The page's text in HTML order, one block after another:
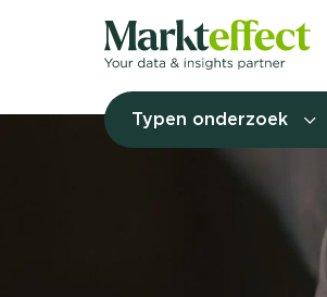
Typen onderzoek